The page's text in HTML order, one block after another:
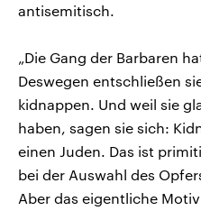
antisemitisch.
„Die Gang der Barbaren
Deswegen entschließen
kidnappen. Und weil sie
haben, sagen sie sich:
einen Juden. Das ist
bei der Auswahl des
Aber das eigentliche